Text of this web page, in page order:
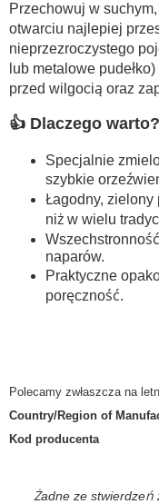
Przechowuj w
otwarciu najlepiej
nieprzezroczystego
lub metalowe
przed wilgocią oraz
👍 Dlaczego warto?
Specjalnie
szybkie
Łagodny,
niż w wielu
naparów.
Praktyczne
poręczność.
Polecamy zwłaszcza na
Country/Region of
Kod producenta
Żadne ze stwierdzeń